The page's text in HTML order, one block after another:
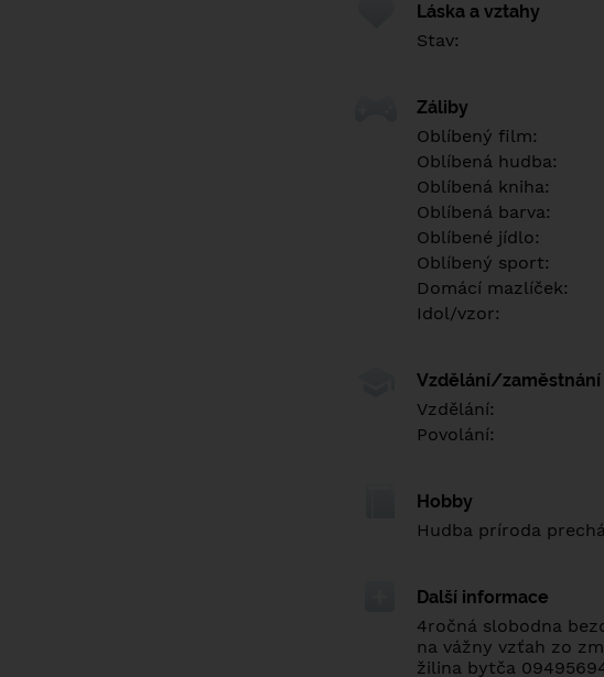
Láska a vztahy
Stav:
Záliby
Oblíbený film:
Oblíbená hudba:
Oblíbená kniha:
Oblíbená barva:
Oblíbené jídlo:
Oblíbený sport:
Domácí mazlíček:
Idol/vzor:
Vzdělání/zaměstnání
Vzdělání:
Povolání:
Hobby
Hudba príroda
Další informace
4ročná slobodna
na vážny vzťah zo
žilina bytča